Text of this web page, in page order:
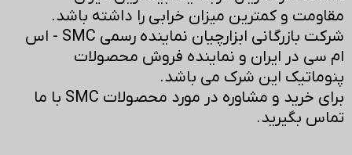
مقاومت و کمترین میزان خرابی را داشته باشد.
شرکت بازرگانی ابزارچیان نماینده رسمی SMC - اس
ام سی در ایران و نماینده فروش محصولات
پنوماتیک این شرک می باشد.
برای خرید و مشاوره در مورد محصولات SMC با ما
تماس بگیرید.